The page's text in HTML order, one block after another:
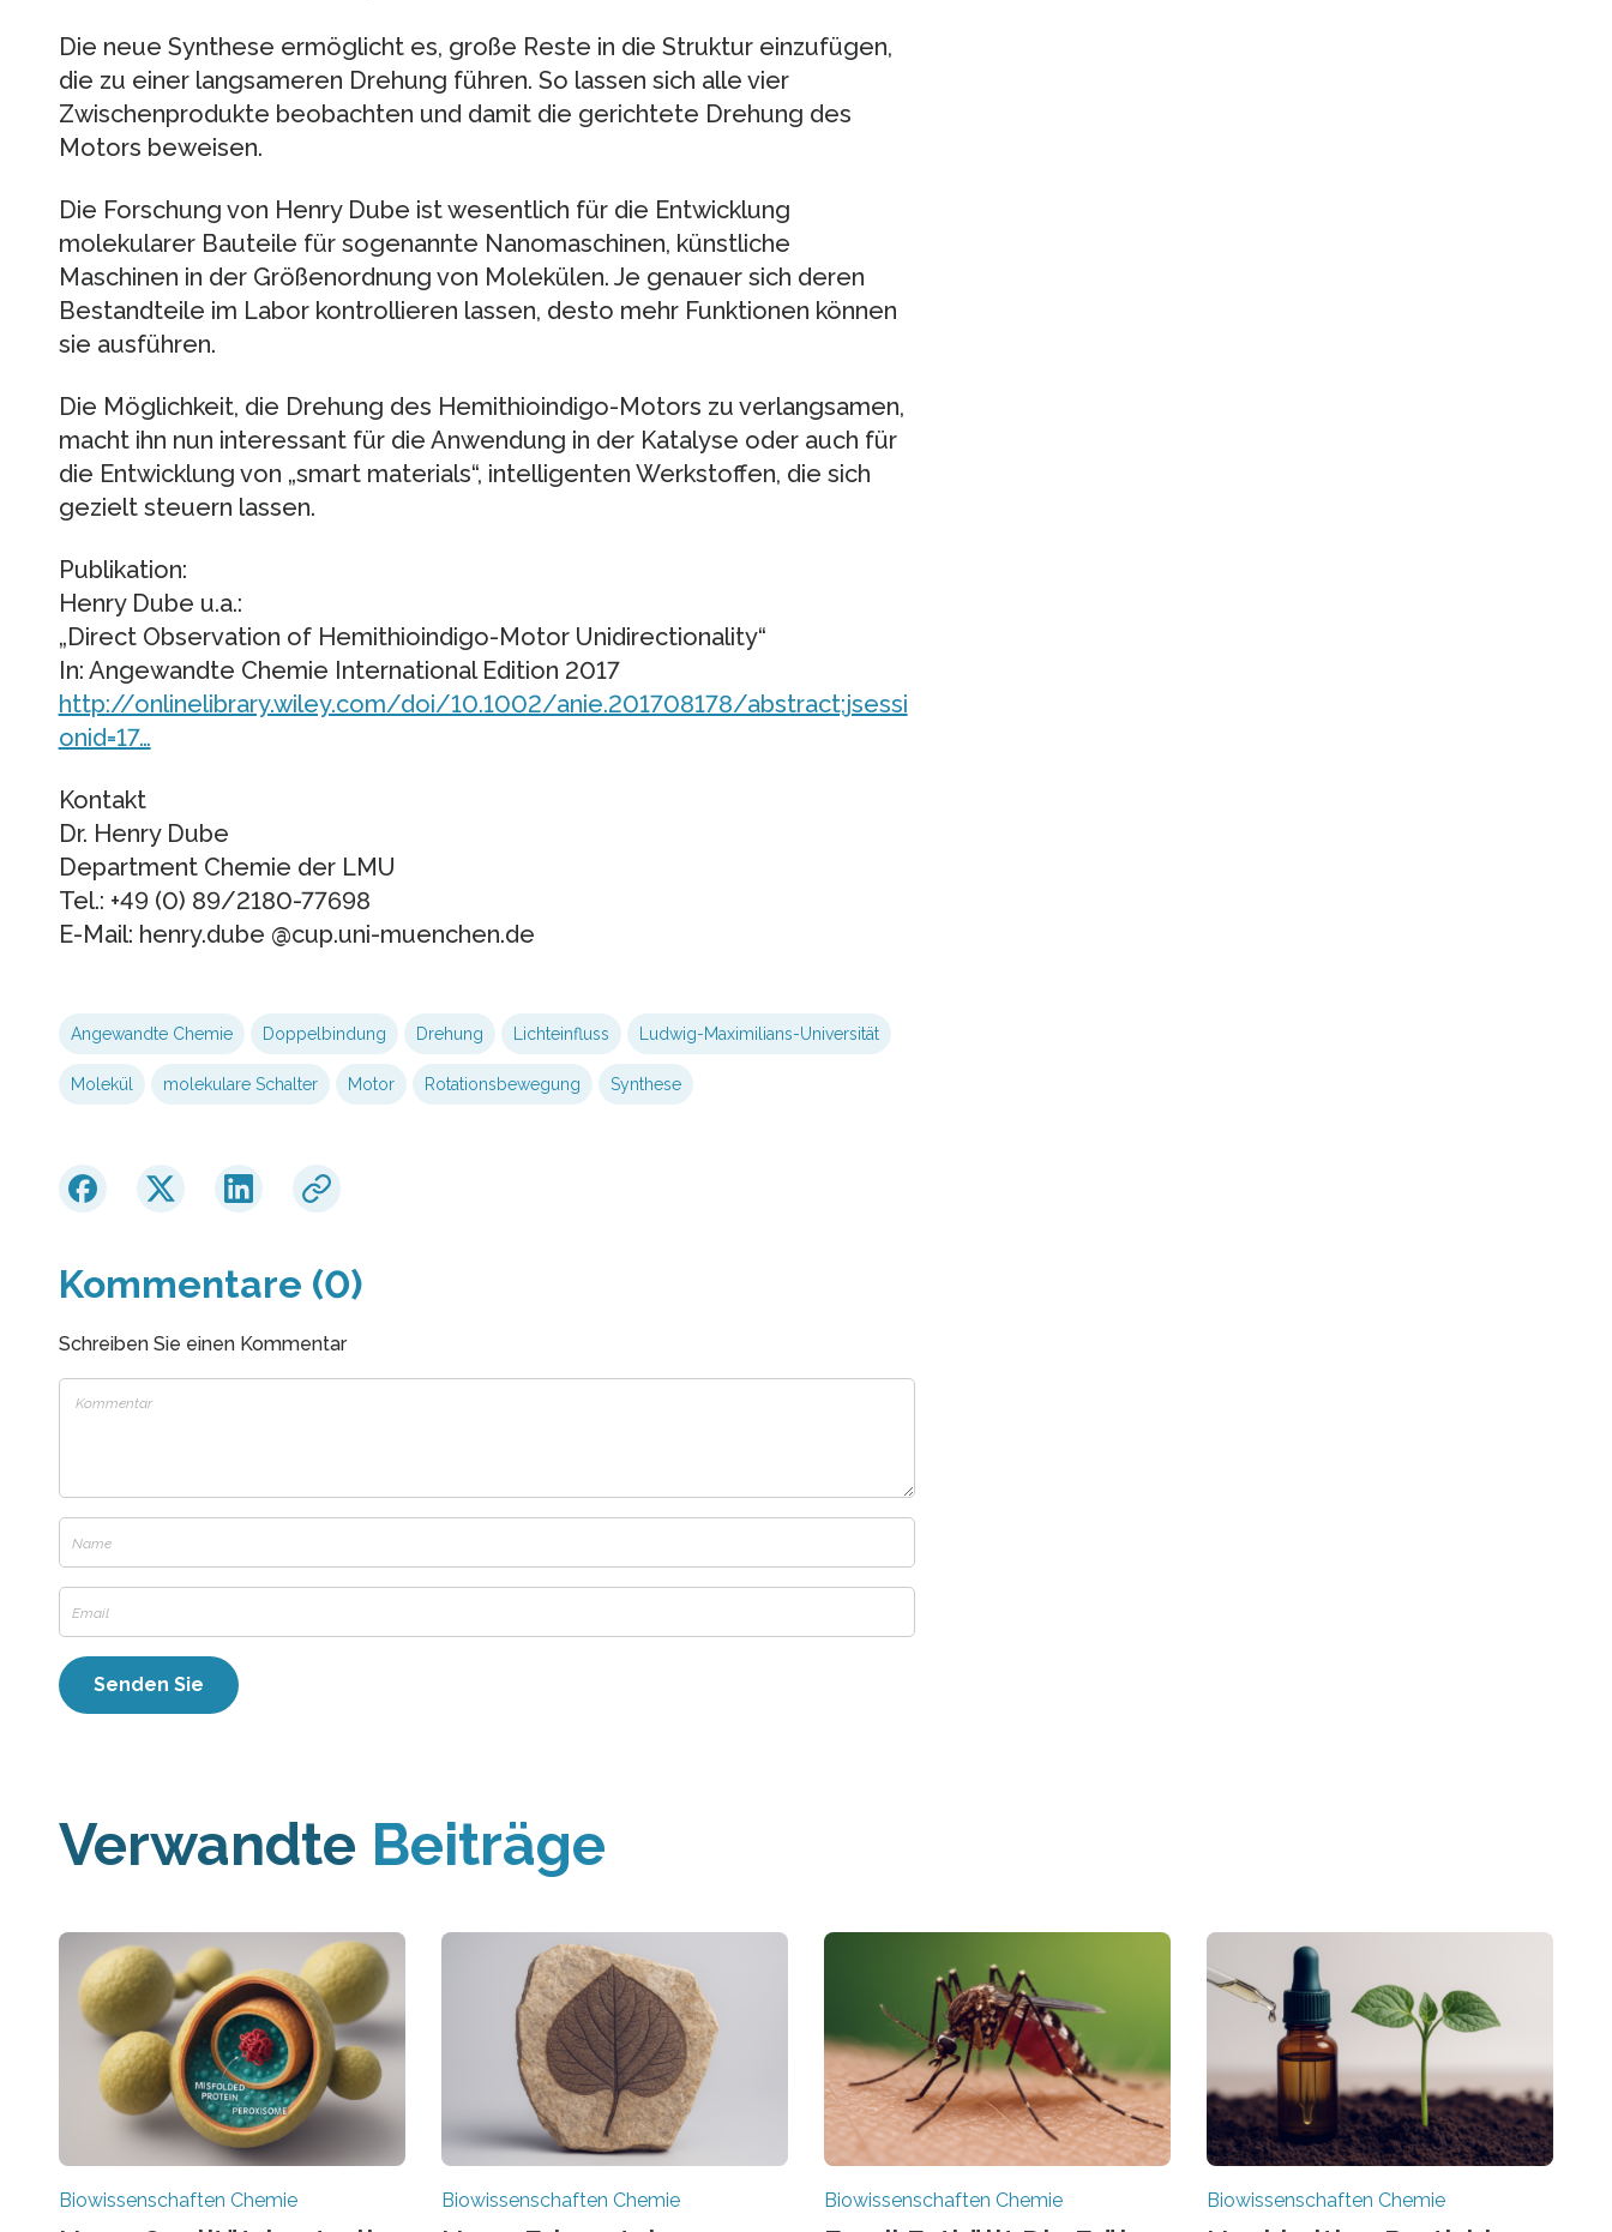
Die neue Synthese ermöglicht es, große Reste in die Struktur einzufügen,
die zu einer langsameren Drehung führen. So lassen sich alle vier
Zwischenprodukte beobachten und damit die gerichtete Drehung des
Motors beweisen.
Die Forschung von Henry Dube ist wesentlich für die Entwicklung
molekularer Bauteile für sogenannte Nanomaschinen, künstliche
Maschinen in der Größenordnung von Molekülen. Je genauer sich deren
Bestandteile im Labor kontrollieren lassen, desto mehr Funktionen können
sie ausführen.
Die Möglichkeit, die Drehung des Hemithioindigo-Motors zu verlangsamen,
macht ihn nun interessant für die Anwendung in der Katalyse oder auch für
die Entwicklung von „smart materials“, intelligenten Werkstoffen, die sich
gezielt steuern lassen.
Publikation:
Henry Dube u.a.:
„Direct Observation of Hemithioindigo-Motor Unidirectionality“
In: Angewandte Chemie International Edition 2017
http://onlinelibrary.wiley.com/doi/10.1002/anie.201708178/abstract;jsessi
onid=17…
Kontakt
Dr. Henry Dube
Department Chemie der LMU
Tel.: +49 (0) 89/2180-77698
E-Mail: henry.dube @cup.uni-muenchen.de
Angewandte Chemie Doppelbindung Drehung Lichteinfluss Ludwig-Maximilians-Universität
Molekül molekulare Schalter Motor Rotationsbewegung Synthese
Kommentare (0)
Schreiben Sie einen Kommentar
Verwandte Beiträge
Biowissenschaften Chemie Biowissenschaften Chemie Biowissenschaften Chemie Biowissenschaften Chemie